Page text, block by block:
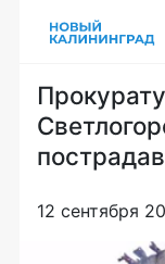
12 сентября